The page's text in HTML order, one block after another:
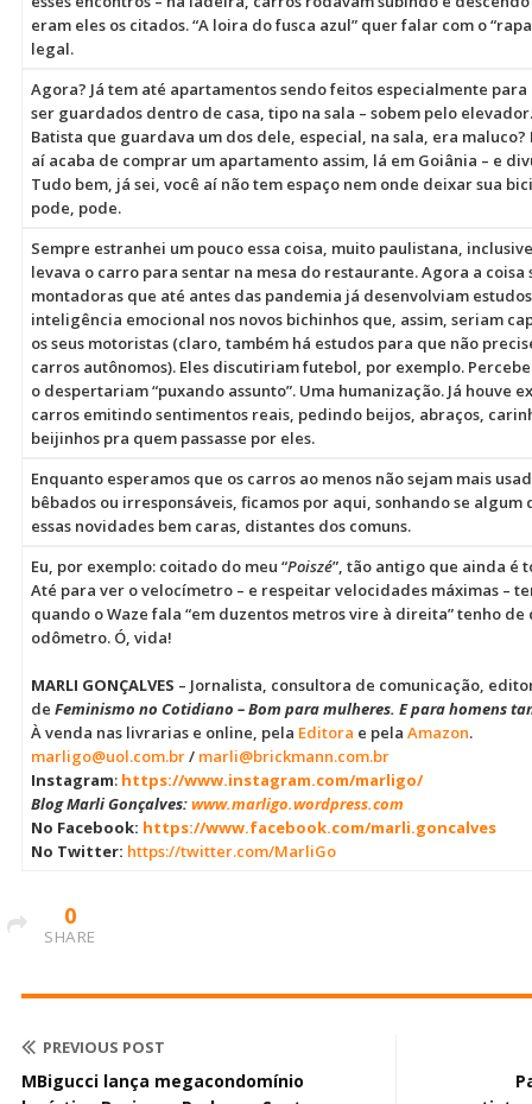
eram eles os citados. “A loira do fusca azul” quer falar com o
legal.
Agora? Já tem até apartamentos sendo feitos especialmente para
ser guardados dentro de casa, tipo na sala – sobem pelo
Batista que guardava um dos dele, especial, na sala, era maluco?
aí acaba de comprar um apartamento assim, lá em Goiânia – e
Tudo bem, já sei, você aí não tem espaço nem onde deixar sua
pode, pode.
Sempre estranhei um pouco essa coisa, muito paulistana,
levava o carro para sentar na mesa do restaurante. Agora a coisa
montadoras que até antes das pandemia já desenvolviam
inteligência emocional nos novos bichinhos que, assim, seriam
os seus motoristas (claro, também há estudos para que não
carros autônomos). Eles discutiriam futebol, por exemplo.
o despertariam “puxando assunto”. Uma humanização. Já houve
carros emitindo sentimentos reais, pedindo beijos, abraços,
beijinhos pra quem passasse por eles.
Enquanto esperamos que os carros ao menos não sejam mais
bêbados ou irresponsáveis, ficamos por aqui, sonhando se
essas novidades bem caras, distantes dos comuns.
Eu, por exemplo: coitado do meu “Poiszé”, tão antigo que ainda é
Até para ver o velocímetro – e respeitar velocidades máximas –
quando o Waze fala “em duzentos metros vire à direita” tenho
odômetro. Ó, vida!
MARLI GONÇALVES – Jornalista, consultora de comunicação,
de Feminismo no Cotidiano – Bom para mulheres. E para homens
À venda nas livrarias e online, pela Editora e pela Amazon.
marligo@uol.com.br/ marli@brickmann.com.br
Instagram: https://www.instagram.com/marligo/
Blog Marli Gonçalves:www.marligo.wordpress.com
No Facebook: https://www.facebook.com/marli.goncalves
No Twitter: https://twitter.com/MarliGo
0
SHARE
PREVIOUS POST
MBigucci lança megacondomínio